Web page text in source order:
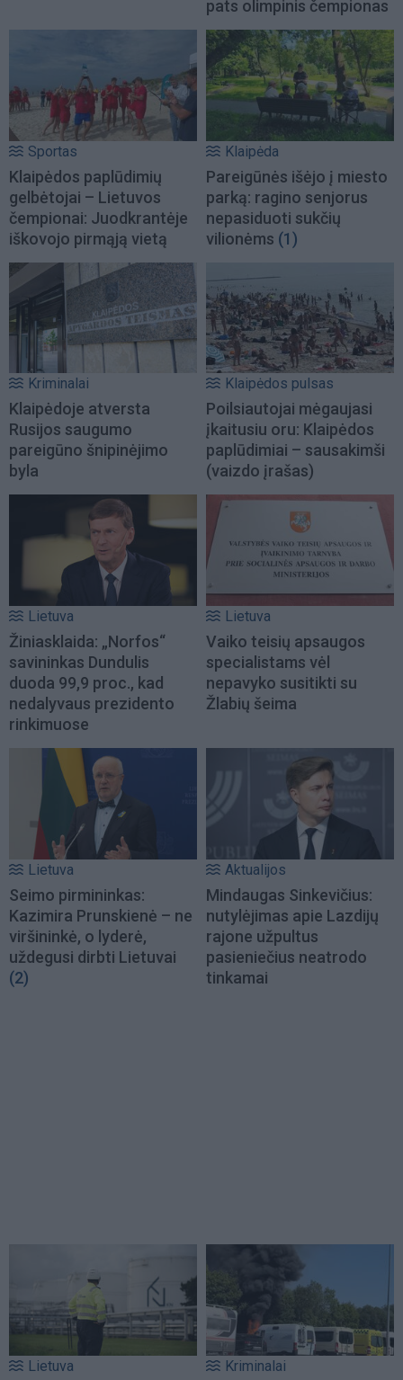
pats olimpinis čempionas
Sportas
Klaipėdos paplūdimių
gelbėtojai – Lietuvos
čempionai: Juodkrantėje
iškovojo pirmąją vietą
Klaipėda
Pareigūnės išėjo į miesto
parką: ragino senjorus
nepasiduoti sukčių
vilionėms (1)
Kriminalai
Klaipėdoje atversta
Rusijos saugumo
pareigūno šnipinėjimo
byla
Klaipėdos pulsas
Poilsiautojai mėgaujasi
įkaitusiu oru: Klaipėdos
paplūdimiai – sausakimši
(vaizdo įrašas)
Lietuva
Žiniasklaida: „Norfos“
savininkas Dundulis
duoda 99,9 proc., kad
nedalyvaus prezidento
rinkimuose
Lietuva
Vaiko teisių apsaugos
specialistams vėl
nepavyko susitikti su
Žlabių šeima
Lietuva
Seimo pirmininkas:
Kazimira Prunskienė – ne
viršininkė, o lyderė,
uždegusi dirbti Lietuvai
(2)
Aktualijos
Mindaugas Sinkevičius:
nutylėjimas apie Lazdijų
rajone užpultus
pasieniečius neatrodo
tinkamai
Lietuva Kriminalai